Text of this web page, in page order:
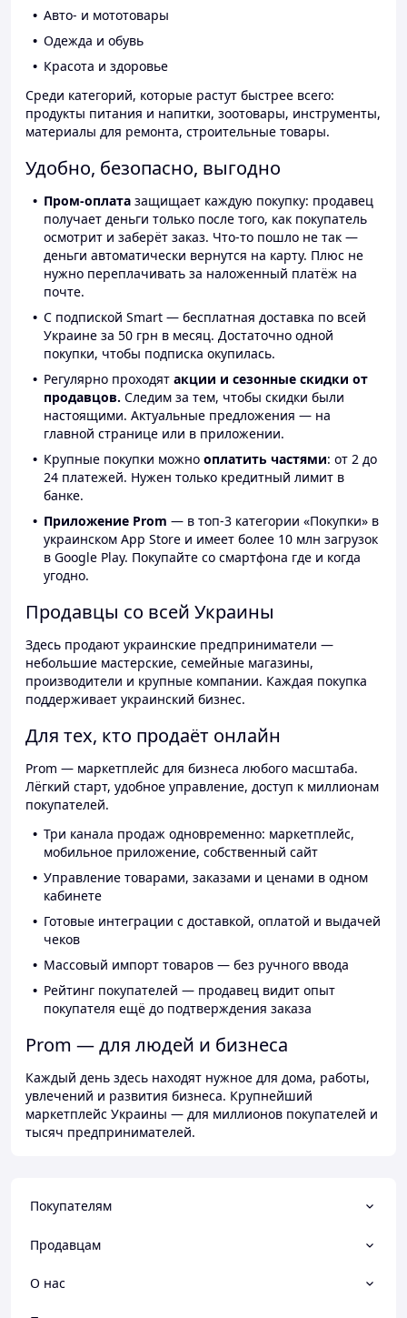
Авто- и мототовары
Одежда и обувь
Красота и здоровье
Среди категорий, которые растут быстрее всего:
продукты питания и напитки, зоотовары, инструменты,
материалы для ремонта, строительные товары.
Удобно, безопасно, выгодно
Пром-оплата защищает каждую покупку: продавец
получает деньги только после того, как покупатель
осмотрит и заберёт заказ. Что-то пошло не так —
деньги автоматически вернутся на карту. Плюс не
нужно переплачивать за наложенный платёж на
почте.
С подпиской Smart — бесплатная доставка по всей
Украине за 50 грн в месяц. Достаточно одной
покупки, чтобы подписка окупилась.
Регулярно проходят акции и сезонные скидки от
продавцов. Следим за тем, чтобы скидки были
настоящими. Актуальные предложения — на
главной странице или в приложении.
Крупные покупки можно оплатить частями: от 2 до
24 платежей. Нужен только кредитный лимит в
банке.
Приложение Prom — в топ-3 категории «Покупки» в
украинском App Store и имеет более 10 млн загрузок
в Google Play. Покупайте со смартфона где и когда
угодно.
Продавцы со всей Украины
Здесь продают украинские предприниматели —
небольшие мастерские, семейные магазины,
производители и крупные компании. Каждая покупка
поддерживает украинский бизнес.
Для тех, кто продаёт онлайн
Prom — маркетплейс для бизнеса любого масштаба.
Лёгкий старт, удобное управление, доступ к миллионам
покупателей.
Три канала продаж одновременно: маркетплейс,
мобильное приложение, собственный сайт
Управление товарами, заказами и ценами в одном
кабинете
Готовые интеграции с доставкой, оплатой и выдачей
чеков
Массовый импорт товаров — без ручного ввода
Рейтинг покупателей — продавец видит опыт
покупателя ещё до подтверждения заказа
Prom — для людей и бизнеса
Каждый день здесь находят нужное для дома, работы,
увлечений и развития бизнеса. Крупнейший
маркетплейс Украины — для миллионов покупателей и
тысяч предпринимателей.
Покупателям
Продавцам
О нас